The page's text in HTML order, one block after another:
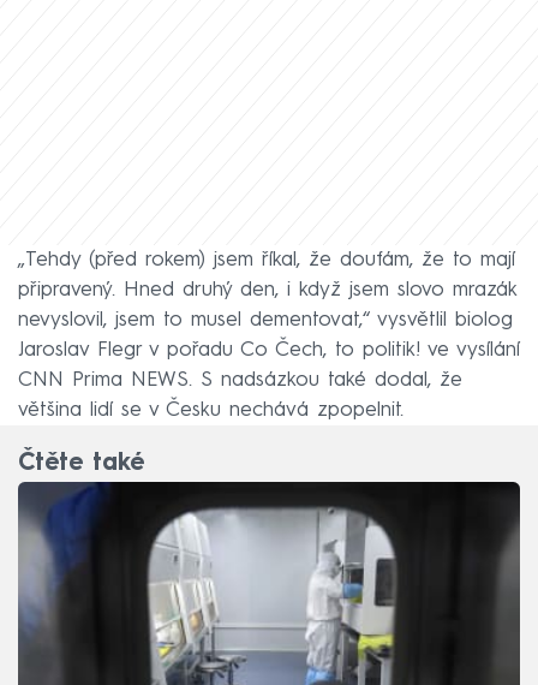
„Tehdy (před rokem) jsem říkal, že doufám, že to mají
připravený. Hned druhý den, i když jsem slovo mrazák
nevyslovil, jsem to musel dementovat,“ vysvětlil biolog
Jaroslav Flegr v pořadu Co Čech, to politik! ve vysílání
CNN Prima NEWS. S nadsázkou také dodal, že
většina lidí se v Česku nechává zpopelnit.
Čtěte také